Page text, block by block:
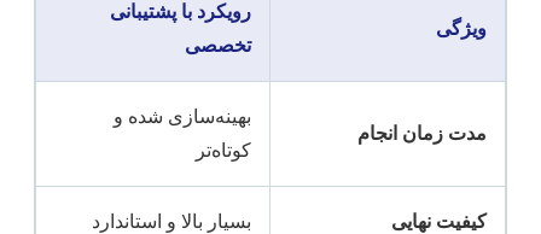
ویژگی
رویکرد با پشتیبانی
تخصصی
مدت زمان انجام
بهینه‌سازی شده و
کوتاه‌تر
کیفیت نهایی بسیار بالا و استاندارد